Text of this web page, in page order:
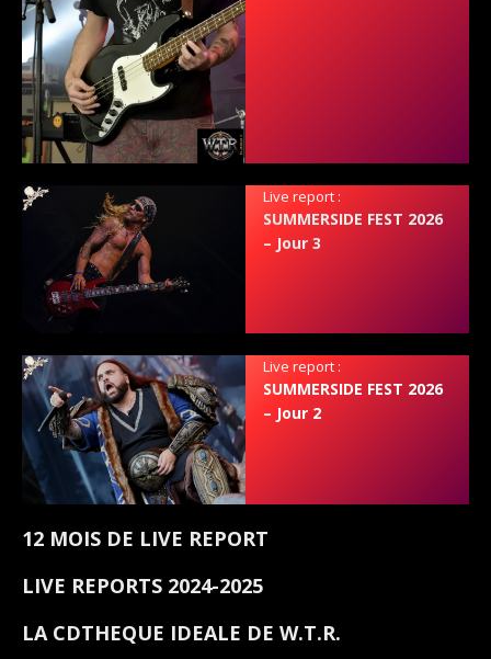
Live report :
SUMMERSIDE FEST 2026
– Jour 3
Live report :
SUMMERSIDE FEST 2026
– Jour 2
12 MOIS DE LIVE REPORT
LIVE REPORTS 2024-2025
LA CDTHEQUE IDEALE DE W.T.R.